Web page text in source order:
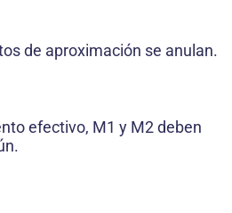
de aproximación se anulan.
efectivo, M1 y M2 deben